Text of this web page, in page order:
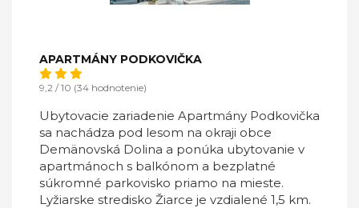
APARTMÁNY PODKOVIČKA
9,2 / 10 (34 hodnotenie)
Ubytovacie zariadenie Apartmány Podkovička
sa nachádza pod lesom na okraji obce
Demänovská Dolina a ponúka ubytovanie v
apartmánoch s balkónom a bezplatné
súkromné parkovisko priamo na mieste.
Lyžiarske stredisko Žiarce je vzdialené 1,5 km.